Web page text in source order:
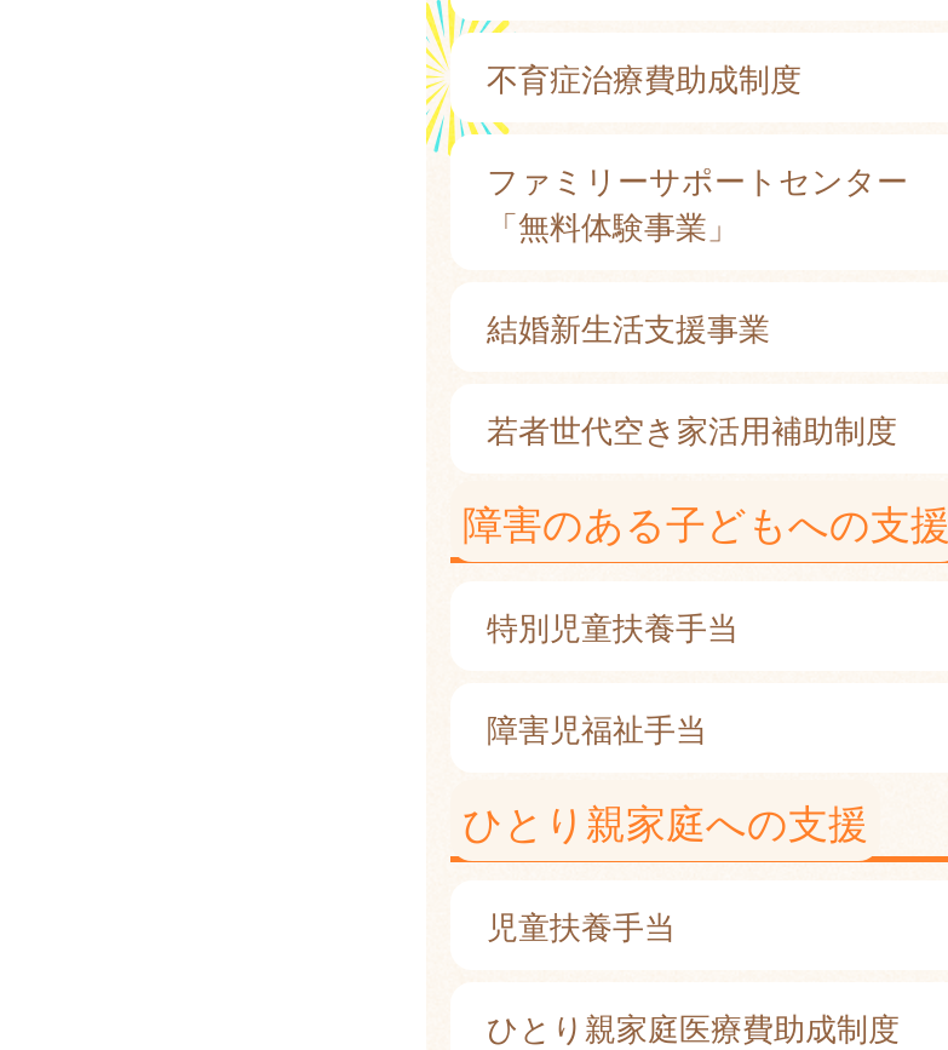
不育症治療費助成制度
ファミリーサポートセンター
「無料体験事業」
結婚新生活支援事業
若者世代空き家活用補助制度
障害のある子どもへの支援
特別児童扶養手当
障害児福祉手当
ひとり親家庭への支援
児童扶養手当
ひとり親家庭医療費助成制度